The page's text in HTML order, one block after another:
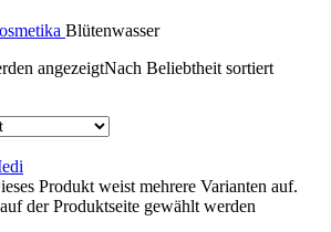
Blütenwasser
angezeigtNach Beliebtheit sortiert
Produkt weist mehrere Varianten auf.
der Produktseite gewählt werden